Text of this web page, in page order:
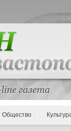
Общество